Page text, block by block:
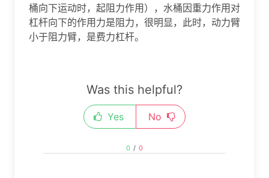
桶向下运动时，起阻力作用），水桶因重力作用对
杠杆向下的作用力是阻力，很明显，此时，动力臂
小于阻力臂，是费力杠杆。
Was this helpful?
Yes No
0 / 0